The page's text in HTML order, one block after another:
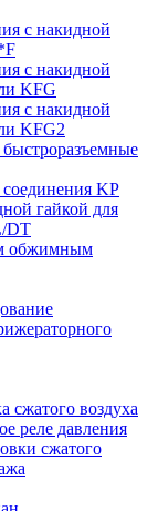
с накидной
с накидной
KFG
с накидной
KFG2
KP
гайкой для
DT
обжимным
сжатого воздуха
реле давления
сжатого